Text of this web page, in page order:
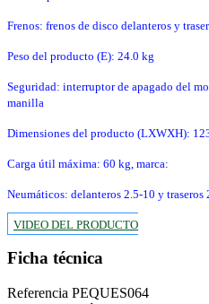
Frenos: frenos de disco delanteros y
Peso del producto (E): 24.0 kg
Seguridad: interruptor de apagado del
manilla
Dimensiones del producto (LXWXH):
Carga útil máxima: 60 kg, marca:
Neumáticos: delanteros 2.5-10 y traseros
VIDEO DEL PRODUCTO
Ficha técnica
Referencia PEQUES064